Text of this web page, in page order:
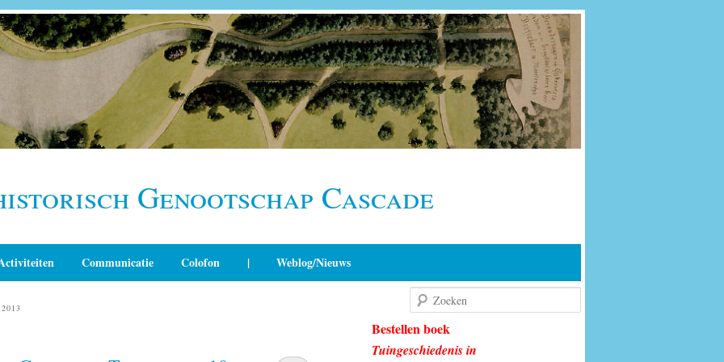
Genootschap Cascade
Communicatie Colofon | Weblog/Nieuws
Bestellen boek
Tuingeschiedenis in